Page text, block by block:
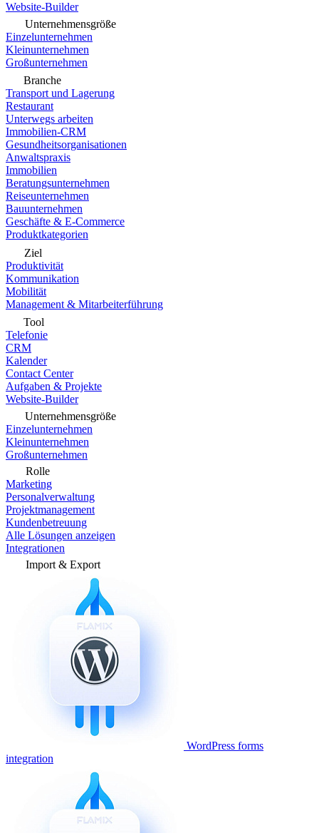
Website-Builder
Unternehmensgröße
Einzelunternehmen
Kleinunternehmen
Großunternehmen
Branche
Transport und Lagerung
Restaurant
Unterwegs arbeiten
Immobilien-CRM
Gesundheitsorganisationen
Anwaltspraxis
Immobilien
Beratungsunternehmen
Reiseunternehmen
Bauunternehmen
Geschäfte & E-Commerce
Produktkategorien
Ziel
Produktivität
Kommunikation
Mobilität
Management & Mitarbeiterführung
Tool
Telefonie
CRM
Kalender
Contact Center
Aufgaben & Projekte
Website-Builder
Unternehmensgröße
Einzelunternehmen
Kleinunternehmen
Großunternehmen
Rolle
Marketing
Personalverwaltung
Projektmanagement
Kundenbetreuung
Alle Lösungen anzeigen
Integrationen
Import & Export
WordPress forms
integration